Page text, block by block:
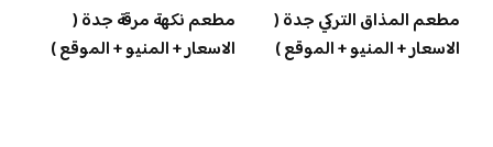
مطعم المذاق التركي جدة (
الاسعار + المنيو + الموقع )
مطعم نكهة مرقة جدة (
الاسعار + المنيو + الموقع )